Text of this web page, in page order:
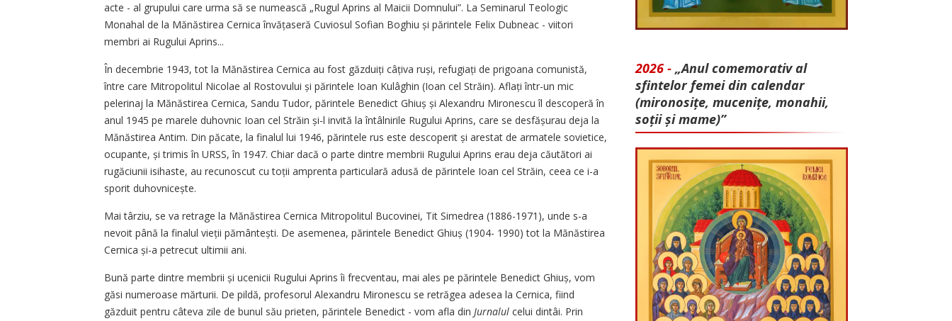
acte - al grupului care urma să se numească „Rugul Aprins al Maicii Domnului”. La Seminarul Teologic
Monahal de la Mănăstirea Cernica învățaseră Cuviosul Sofian Boghiu și părintele Felix Dubneac - viitori
membri ai Rugului Aprins...
În decembrie 1943, tot la Mănăstirea Cernica au fost găzduiți câțiva ruși, refugiați de prigoana comunistă,
între care Mitropolitul Nicolae al Rostovului și părintele Ioan Kulâghin (Ioan cel Străin). Aflați într-un mic
pelerinaj la Mănăstirea Cernica, Sandu Tudor, părintele Benedict Ghiuș și Alexandru Mironescu îl descoperă în
anul 1945 pe marele duhovnic Ioan cel Străin și-l invită la întâlnirile Rugului Aprins, care se desfășurau deja la
Mănăstirea Antim. Din păcate, la finalul lui 1946, părintele rus este descoperit și arestat de armatele sovietice,
ocupante, și trimis în URSS, în 1947. Chiar dacă o parte dintre membrii Rugului Aprins erau deja căutători ai
rugăciunii isihaste, au recunoscut cu toții amprenta particulară adusă de părintele Ioan cel Străin, ceea ce i-a
sporit duhovnicește.
Mai târziu, se va retrage la Mănăstirea Cernica Mitropolitul Bucovinei, Tit Simedrea (1886-1971), unde s-a
nevoit până la finalul vieții pământești. De asemenea, părintele Benedict Ghiuș (1904- 1990) tot la Mănăstirea
Cernica și-a petrecut ultimii ani.
Bună parte dintre membrii și ucenicii Rugului Aprins îi frecventau, mai ales pe părintele Benedict Ghiuș, vom
găsi numeroase mărturii. De pildă, profesorul Alexandru Mironescu se retrăgea adesea la Cernica, fiind
găzduit pentru câteva zile de bunul său prieten, părintele Benedict - vom afla din Jurnalul celui dintâi. Prin
2026 - „Anul comemorativ al
sfintelor femei din calendar
(mironosițe, mu­cenițe, monahii,
soții și mame)”